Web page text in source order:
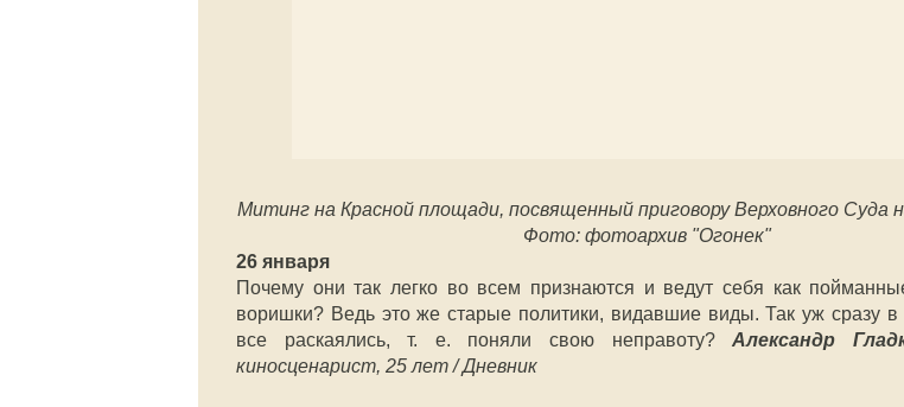
Митинг на Красной площади, посвященный приговору Верховного Суда
Фото: фотоархив "Огонек"
26 января
Почему они так легко во всем признаются и ведут себя как
воришки? Ведь это же старые политики, видавшие виды. Так уж сразу в
все раскаялись, т. е. поняли свою неправоту?Александр
киносценарист, 25 лет / Дневник